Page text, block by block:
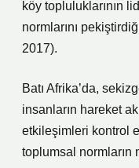
köy topluluklarının
normlarını
2017).
Batı Afrika’da,
insanların hareket
etkileşimleri kontrol
toplumsal normların